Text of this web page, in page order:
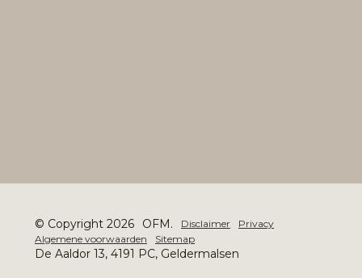
© Copyright 2026 OFM. Disclaimer
Privacy
Algemene voorwaarden
Sitemap
De Aaldor 13, 4191 PC, Geldermalsen